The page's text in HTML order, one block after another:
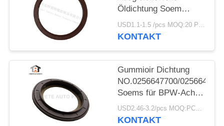
Öldichtung Soem
No.AZ9925520223
sortieren Gummi
USD1.1-1.5 /pcs MOQ:20 PCS
KONTAKT
Gummioir Dichtung
NO.0256647700/
Soems für BPW-Achse
117.5*158*17.8
Millimeter für LKW
USD2.46-3.2/pcs MOQ:PCS 1000
KONTAKT